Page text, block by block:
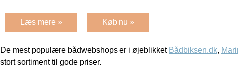
Læs mere » Køb nu »
De mest populære bådwebshops er i øjeblikket Bådbiksen.dk,
stort sortiment til gode priser.